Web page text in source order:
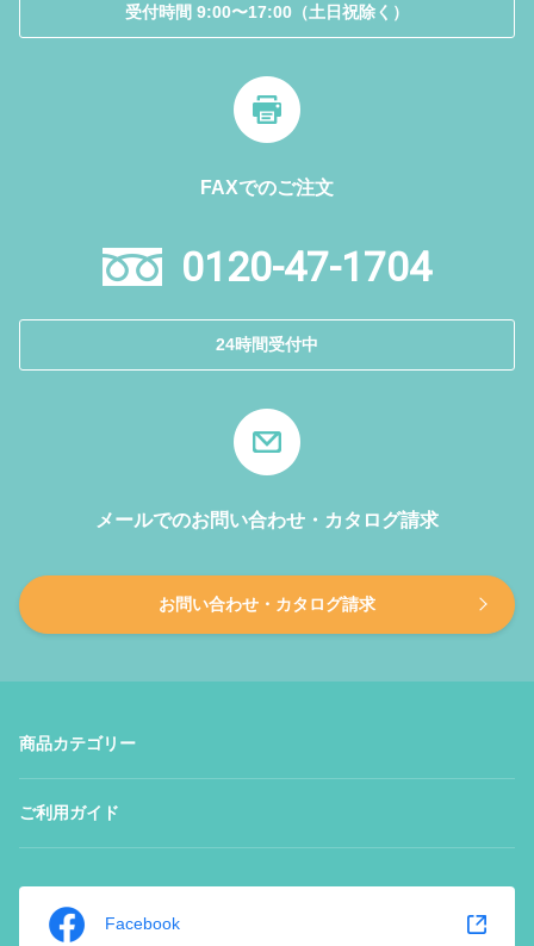
受付時間 9:00〜17:00（土日祝除く）
FAXでのご注文
0120-47-1704
24時間受付中
メールでのお問い合わせ・カタログ請求
お問い合わせ・カタログ請求
商品カテゴリー
ご利用ガイド
Facebook